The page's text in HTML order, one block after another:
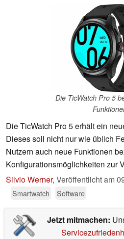
Die TicWatch Pro 5
Die TicWatch Pro 5 erhält ein
Dieses soll nicht nur wie üblich
Nutzern auch neue Funktionen
Konfigurationsmöglichkeiten zur
Silvio Werner, Veröffentlicht am
Smartwatch
Software
Jetzt mitmachen: